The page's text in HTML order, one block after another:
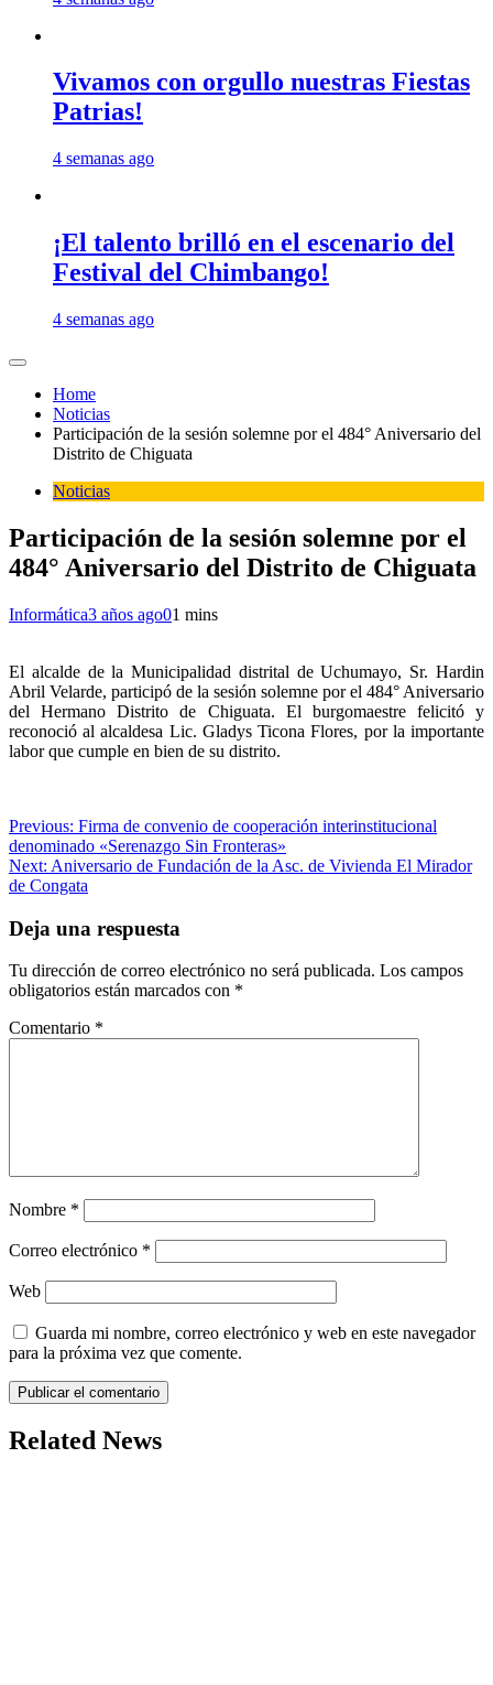
Vivamos con orgullo nuestras Fiestas
Patrias!
4 semanas ago
¡El talento brilló en el escenario del
Festival del Chimbango!
4 semanas ago
Home
Noticias
Participación de la sesión solemne por el 484° Aniversario del
Distrito de Chiguata
Noticias
Participación de la sesión solemne por el
484° Aniversario del Distrito de Chiguata
Informática3 años ago01 mins
El alcalde de la Municipalidad distrital de Uchumayo, Sr. Hardin
Abril Velarde, participó de la sesión solemne por el 484° Aniversario
del Hermano Distrito de Chiguata. El burgomaestre felicitó y
reconoció al alcaldesa Lic. Gladys Ticona Flores, por la importante
labor que cumple en bien de su distrito.
Navegación
de
entradas
Previous: Firma de convenio de cooperación interinstitucional
denominado «Serenazgo Sin Fronteras»
Next: Aniversario de Fundación de la Asc. de Vivienda El Mirador
de Congata
Deja una respuesta
Tu dirección de correo electrónico no será publicada. Los campos
obligatorios están marcados con *
Comentario *
Nombre *
Correo electrónico *
Web
Guarda mi nombre, correo electrónico y web en este navegador
para la próxima vez que comente.
Related News